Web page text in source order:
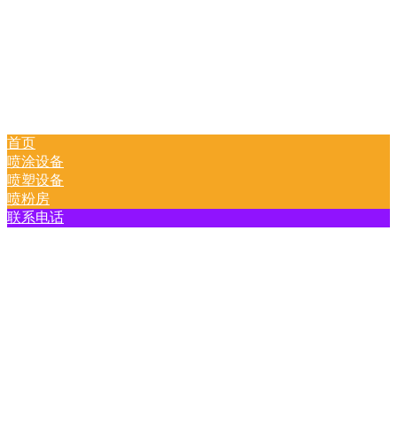
首页
喷涂设备
喷塑设备
喷粉房
联系电话